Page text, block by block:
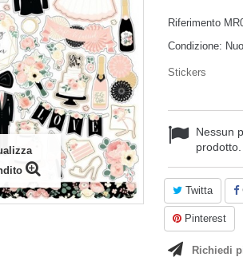
Riferimento
Condizione:
Stickers
Nessun
prodotto.
Twitta
Pinterest
Richiedi